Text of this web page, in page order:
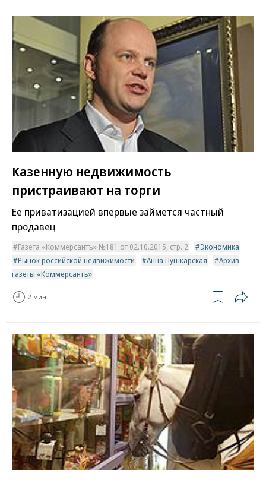
Казенную недвижимость
пристраивают на торги
Ее приватизацией впервые займется частный
продавец
Газета «Коммерсантъ» №181 от 02.10.2015, стр. 2
Экономика
Рынок российской недвижимости
Анна Пушкарская
Архив
газеты «Коммерсантъ»
2 мин.